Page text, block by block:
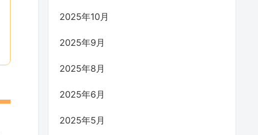
2025年10月
2025年9月
2025年8月
2025年6月
2025年5月